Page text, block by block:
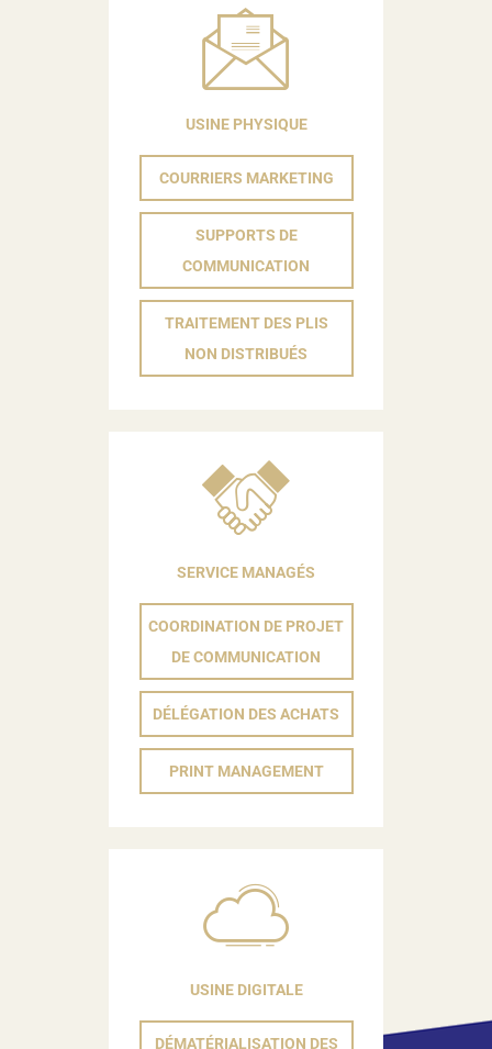
USINE PHYSIQUE
COURRIERS MARKETING
SUPPORTS DE
COMMUNICATION
TRAITEMENT DES PLIS
NON DISTRIBUÉS
SERVICE MANAGÉS
COORDINATION DE PROJET
DE COMMUNICATION
DÉLÉGATION DES ACHATS
PRINT MANAGEMENT
USINE DIGITALE
DÉMATÉRIALISATION DES